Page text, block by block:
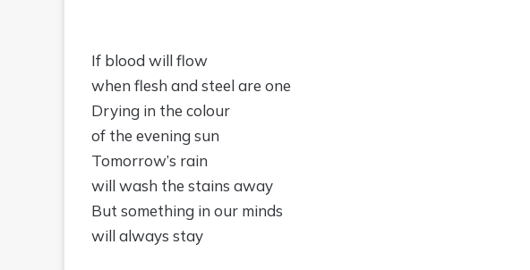
If blood will flow
when flesh and steel are one
Drying in the colour
of the evening sun
Tomorrow’s rain
will wash the stains away
But something in our minds
will always stay